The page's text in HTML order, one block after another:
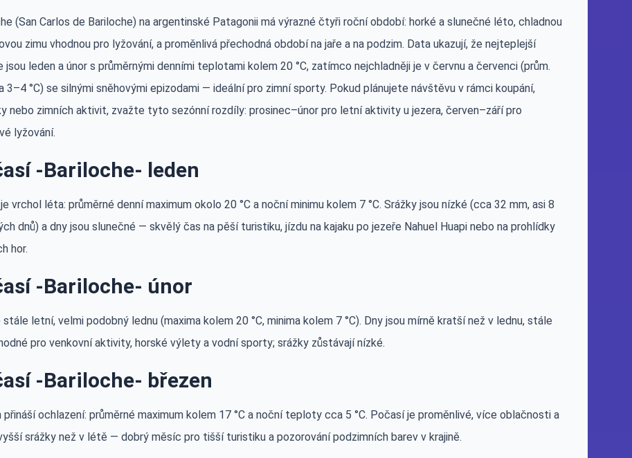
(San Carlos de Bariloche) na argentinské Patagonii má výrazné čtyři roční období: horké a slunečné léto, chladnou
zimu vhodnou pro lyžování, a proměnlivá přechodná období na jaře a na podzim. Data ukazují, že nejteplejší
jsou leden a únor s průměrnými denními teplotami kolem 20 °C, zatímco nejchladněji je v červnu a červenci (prům.
3–4 °C) se silnými sněhovými epizodami — ideální pro zimní sporty. Pokud plánujete návštěvu v rámci koupání,
nebo zimních aktivit, zvažte tyto sezónní rozdíly: prosinec–únor pro letní aktivity u jezera, červen–září pro
lyžování.
-Bariloche- leden
vrchol léta: průměrné denní maximum okolo 20 °C a noční minimu kolem 7 °C. Srážky jsou nízké (cca 32 mm, asi 8
dnů) a dny jsou slunečné — skvělý čas na pěší turistiku, jízdu na kajaku po jezeře Nahuel Huapi nebo na prohlídky
hor.
-Bariloche- únor
stále letní, velmi podobný lednu (maxima kolem 20 °C, minima kolem 7 °C). Dny jsou mírně kratší než v lednu, stále
pro venkovní aktivity, horské výlety a vodní sporty; srážky zůstávají nízké.
-Bariloche- březen
přináší ochlazení: průměrné maximum kolem 17 °C a noční teploty cca 5 °C. Počasí je proměnlivé, více oblačnosti a
srážky než v létě — dobrý měsíc pro tišší turistiku a pozorování podzimních barev v krajině.